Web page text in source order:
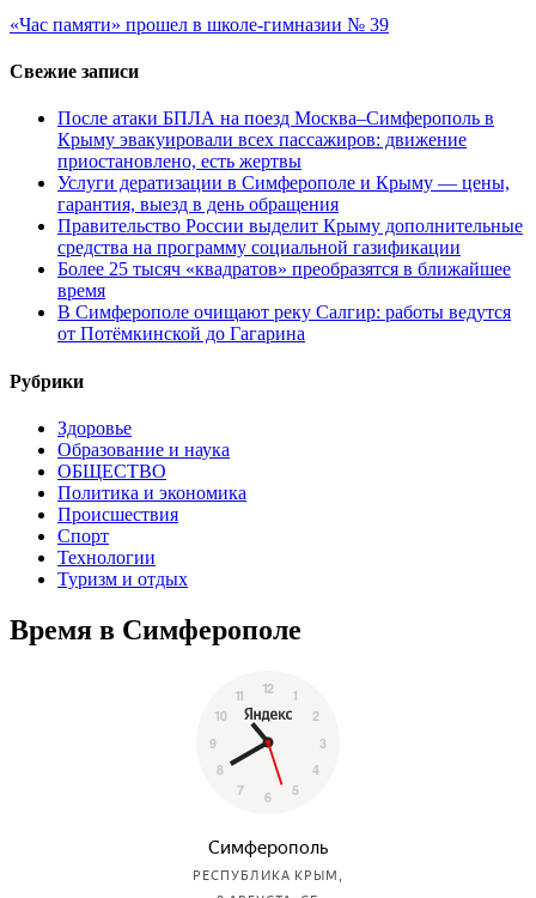
«Час памяти» прошел в школе-гимназии № 39
Свежие записи
После атаки БПЛА на поезд Москва–Симферополь в
Крыму эвакуировали всех пассажиров: движение
приостановлено, есть жертвы
Услуги дератизации в Симферополе и Крыму — цены,
гарантия, выезд в день обращения
Правительство России выделит Крыму дополнительные
средства на программу социальной газификации
Более 25 тысяч «квадратов» преобразятся в ближайшее
время
В Симферополе очищают реку Салгир: работы ведутся
от Потёмкинской до Гагарина
Рубрики
Здоровье
Образование и наука
ОБЩЕСТВО
Политика и экономика
Происшествия
Спорт
Технологии
Туризм и отдых
Время в Симферополе